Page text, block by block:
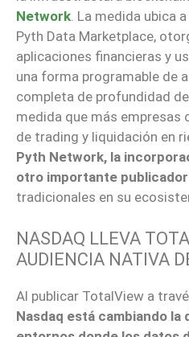
Network. La medida ubica
Pyth Data Marketplace,
aplicaciones financieras y
una forma programable de
completa de profundidad
medida que más empresas
de trading y liquidación en
Pyth Network, la
otro importante publicador
tradicionales en su
NASDAQ LLEVA
AUDIENCIA NATIVA
Al publicar TotalView a
Nasdaq está cambiando